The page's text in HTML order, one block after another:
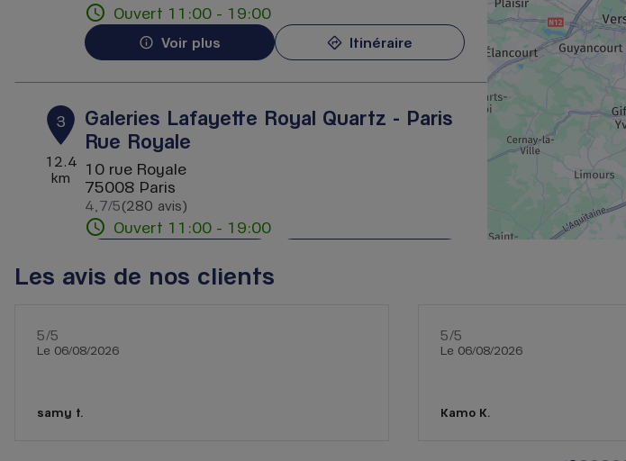
Ouvert 11:00 - 19:00
Voir plus Itinéraire
3
12.4
km
Galeries Lafayette Royal Quartz - Paris
Rue Royale
10 rue Royale
75008 Paris
4,7/5 Note de 4.7 sur 5
(280 avis)
Ouvert 11:00 - 19:00
4
Haussmann
Les avis de nos clients
5/5
Le 06/08/2026
samy t.
5/5
Le 06/08/2026
Kamo K.